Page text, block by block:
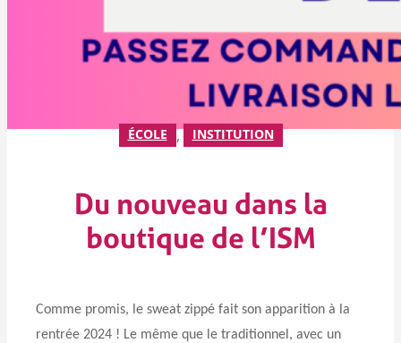
ÉCOLE , INSTITUTION
Du nouveau dans la
boutique de l’ISM
Comme promis, le sweat zippé fait son apparition à la
rentrée 2024 ! Le même que le traditionnel, avec un